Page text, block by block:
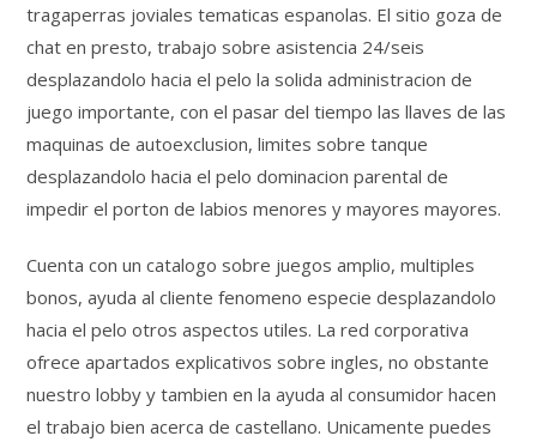
tragaperras joviales tematicas espanolas. El sitio goza de
chat en presto, trabajo sobre asistencia 24/seis
desplazandolo hacia el pelo la solida administracion de
juego importante, con el pasar del tiempo las llaves de las
maquinas de autoexclusion, limites sobre tanque
desplazandolo hacia el pelo dominacion parental de
impedir el porton de labios menores y mayores mayores.
Cuenta con un catalogo sobre juegos amplio, multiples
bonos, ayuda al cliente fenomeno especie desplazandolo
hacia el pelo otros aspectos utiles. La red corporativa
ofrece apartados explicativos sobre ingles, no obstante
nuestro lobby y tambien en la ayuda al consumidor hacen
el trabajo bien acerca de castellano. Unicamente puedes